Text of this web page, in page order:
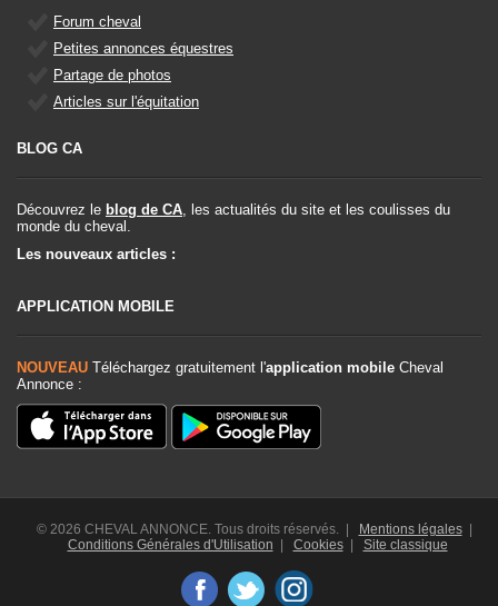
Forum cheval
Petites annonces équestres
Partage de photos
Articles sur l'équitation
BLOG CA
Découvrez le blog de CA, les actualités du site et les coulisses du
monde du cheval.
Les nouveaux articles :
APPLICATION MOBILE
NOUVEAU Téléchargez gratuitement l'application mobile Cheval
Annonce :
© 2026 CHEVAL ANNONCE. Tous droits réservés. | Mentions légales|
Conditions Générales d'Utilisation
Cookies| Site classique